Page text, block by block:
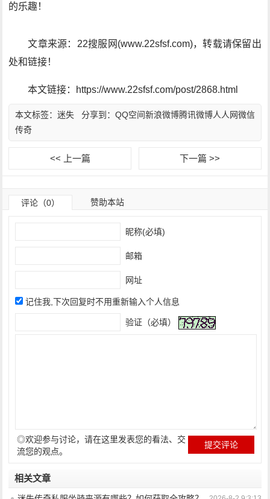
的乐趣！
文章来源：22搜服网(www.22sfsf.com)，转载请保留出
处和链接！
本文链接：https://www.22sfsf.com/post/2868.html
分享到： QQ空间新浪微博腾讯微博人人网微信
本文标签：迷失
传奇
<< 上一篇 下一篇 >>
评论（0） 赞助本站
昵称(必填)
邮箱
网址
记住我,下次回复时不用重新输入个人信息
验证（必填）
◎欢迎参与讨论，请在这里发表您的看法、交
流您的观点。
相关文章